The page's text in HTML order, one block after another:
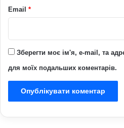
Email *
Зберегти моє ім'я, e-mail, та
для моїх подальших коментарів.